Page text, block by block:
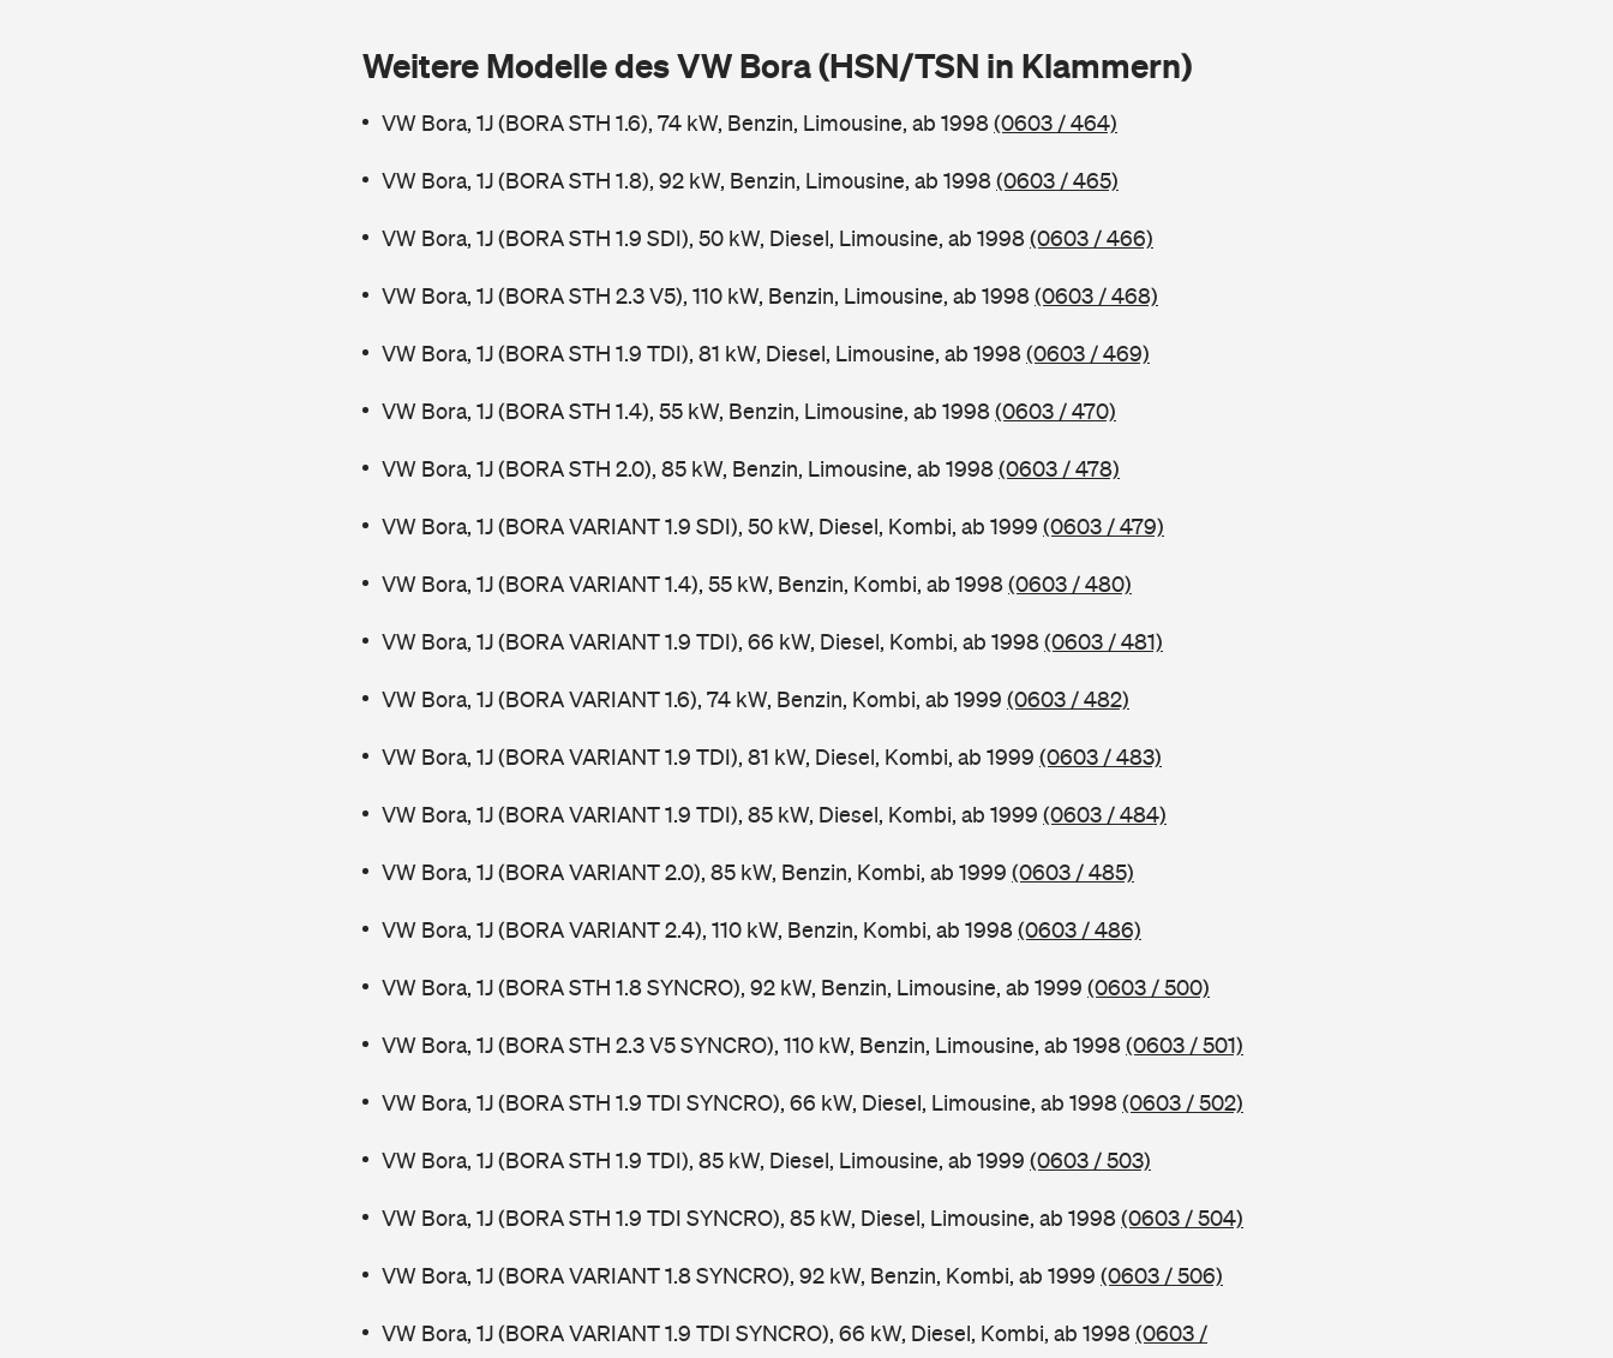
Weitere Modelle des VW Bora (HSN/TSN in Klammern)
VW Bora, 1J (BORA STH 1.6), 74 kW, Benzin, Limousine, ab 1998(0603 / 464)
VW Bora, 1J (BORA STH 1.8), 92 kW, Benzin, Limousine, ab 1998(0603 / 465)
VW Bora, 1J (BORA STH 1.9 SDI), 50 kW, Diesel, Limousine, ab 1998(0603 / 466)
VW Bora, 1J (BORA STH 2.3 V5), 110 kW, Benzin, Limousine, ab 1998(0603 / 468)
VW Bora, 1J (BORA STH 1.9 TDI), 81 kW, Diesel, Limousine, ab 1998(0603 / 469)
VW Bora, 1J (BORA STH 1.4), 55 kW, Benzin, Limousine, ab 1998(0603 / 470)
VW Bora, 1J (BORA STH 2.0), 85 kW, Benzin, Limousine, ab 1998(0603 / 478)
VW Bora, 1J (BORA VARIANT 1.9 SDI), 50 kW, Diesel, Kombi, ab 1999 (0603 / 479)
VW Bora, 1J (BORA VARIANT 1.4), 55 kW, Benzin, Kombi, ab 1998(0603 / 480)
VW Bora, 1J (BORA VARIANT 1.9 TDI), 66 kW, Diesel, Kombi, ab 1998(0603 / 481)
VW Bora, 1J (BORA VARIANT 1.6), 74 kW, Benzin, Kombi, ab 1999 (0603 / 482)
VW Bora, 1J (BORA VARIANT 1.9 TDI), 81 kW, Diesel, Kombi, ab 1999 (0603 / 483)
VW Bora, 1J (BORA VARIANT 1.9 TDI), 85 kW, Diesel, Kombi, ab 1999 (0603 / 484)
VW Bora, 1J (BORA VARIANT 2.0), 85 kW, Benzin, Kombi, ab 1999 (0603 / 485)
VW Bora, 1J (BORA VARIANT 2.4), 110 kW, Benzin, Kombi, ab 1998(0603 / 486)
VW Bora, 1J (BORA STH 1.8 SYNCRO), 92 kW, Benzin, Limousine, ab 1999 (0603 / 500)
VW Bora, 1J (BORA STH 2.3 V5 SYNCRO), 110 kW, Benzin, Limousine, ab 1998(0603 / 501)
VW Bora, 1J (BORA STH 1.9 TDI SYNCRO), 66 kW, Diesel, Limousine, ab 1998(0603 / 502)
VW Bora, 1J (BORA STH 1.9 TDI), 85 kW, Diesel, Limousine, ab 1999 (0603 / 503)
VW Bora, 1J (BORA STH 1.9 TDI SYNCRO), 85 kW, Diesel, Limousine, ab 1998(0603 / 504)
VW Bora, 1J (BORA VARIANT 1.8 SYNCRO), 92 kW, Benzin, Kombi, ab 1999 (0603 / 506)
VW Bora, 1J (BORA VARIANT 1.9 TDI SYNCRO), 66 kW, Diesel, Kombi, ab 1998(0603 /